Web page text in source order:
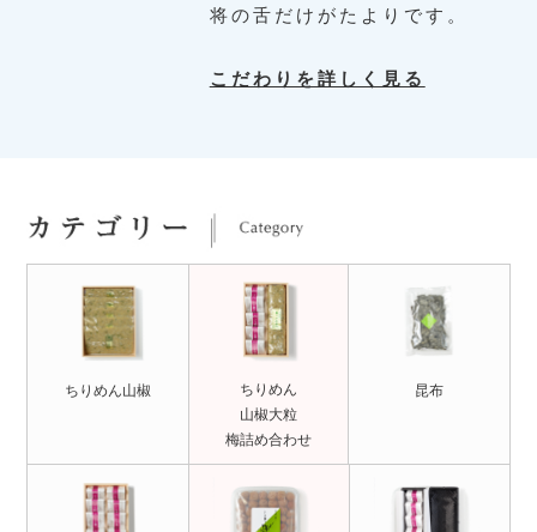
将の舌だけがたよりです。
こだわりを詳しく見る
ちりめん山椒
ちりめん
山椒大粒
梅詰め合わせ
昆布